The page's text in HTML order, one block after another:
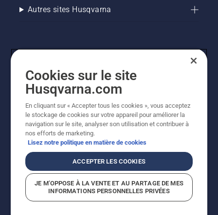
Autres sites Husqvarna
© Husqvarna AB (publ). Tous droits réservés. Les prix
indiqués sont des prix de vente conseillés. Tous les prix
indiqués sont des prix de vente recommandés (TVA
incluse), sauf si le produit est disponible pour un achat
direct.
Politique relative aux cookiesConditions d'utilisation
Cookies sur le site
Husqvarna.com
En cliquant sur « Accepter tous les cookies », vous acceptez
le stockage de cookies sur votre appareil pour améliorer la
navigation sur le site, analyser son utilisation et contribuer à
nos efforts de marketing.
Lisez notre politique en matière de cookies
ACCEPTER LES COOKIES
JE M’OPPOSE À LA VENTE ET AU PARTAGE DE MES
INFORMATIONS PERSONNELLES PRIVÉES